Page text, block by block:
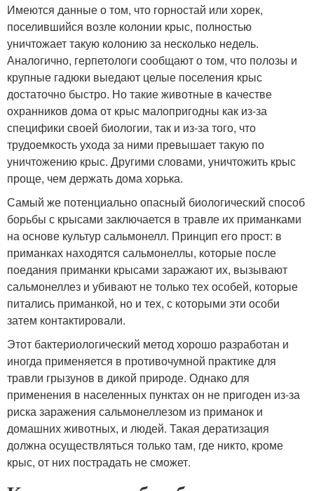
Имеются данные о том, что горностай или хорек,
поселившийся возле колонии крыс, полностью
уничтожает такую колонию за несколько недель.
Аналогично, герпетологи сообщают о том, что полозы и
крупные гадюки выедают целые поселения крыс
достаточно быстро. Но такие животные в качестве
охранников дома от крыс малопригодны как из-за
специфики своей биологии, так и из-за того, что
трудоемкость ухода за ними превышает такую по
уничтожению крыс. Другими словами, уничтожить крыс
проще, чем держать дома хорька.
Самый же потенциально опасный биологический способ
борьбы с крысами заключается в травле их приманками
на основе культур сальмонелл. Принцип его прост: в
приманках находятся сальмонеллы, которые после
поедания приманки крысами заражают их, вызывают
сальмонеллез и убивают не только тех особей, которые
питались приманкой, но и тех, с которыми эти особи
затем контактировали.
Этот бактериологический метод хорошо разработан и
иногда применяется в противочумной практике для
травли грызунов в дикой природе. Однако для
применения в населенных пунктах он не пригоден из-за
риска заражения сальмонеллезом из приманок и
домашних животных, и людей. Такая дератизация
должна осуществляться только там, где никто, кроме
крыс, от них пострадать не сможет.